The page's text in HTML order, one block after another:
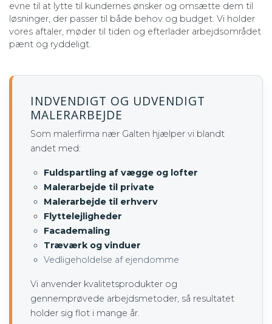
evne til at lytte til kundernes ønsker og omsætte dem til
løsninger, der passer til både behov og budget. Vi holder
vores aftaler, møder til tiden og efterlader arbejdsområdet
pænt og ryddeligt.
INDVENDIGT OG UDVENDIGT
MALERARBEJDE
Som malerfirma nær Galten hjælper vi blandt
andet med:
Fuldspartling af vægge og lofter
Malerarbejde til private
Malerarbejde til erhverv
Flyttelejligheder
Facademaling
Træværk og vinduer
Vedligeholdelse af ejendomme
Vi anvender kvalitetsprodukter og
gennemprøvede arbejdsmetoder, så resultatet
holder sig flot i mange år.